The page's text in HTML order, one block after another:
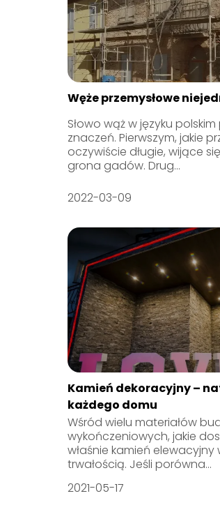
Węże przemysłowe
Słowo wąż w języku
znaczeń. Pierwszym, jakie
oczywiście długie, wijące
grona gadów. Drug...
2022-03-09
Kamień dekoracyjny –
każdego domu
Wśród wielu materiałów
wykończeniowych, jakie
właśnie kamień elewacyjny
trwałością. Jeśli porówna...
2021-05-17